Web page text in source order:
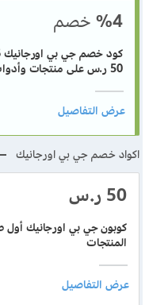
%4 خصم
50 ر.س على منتجات وأدوات العناية بالشعر
اكواد خصم جي بي اورجانيك
50 ر.س
المنتجات